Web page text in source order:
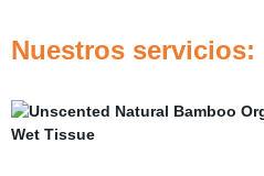
Nuestros servicios: